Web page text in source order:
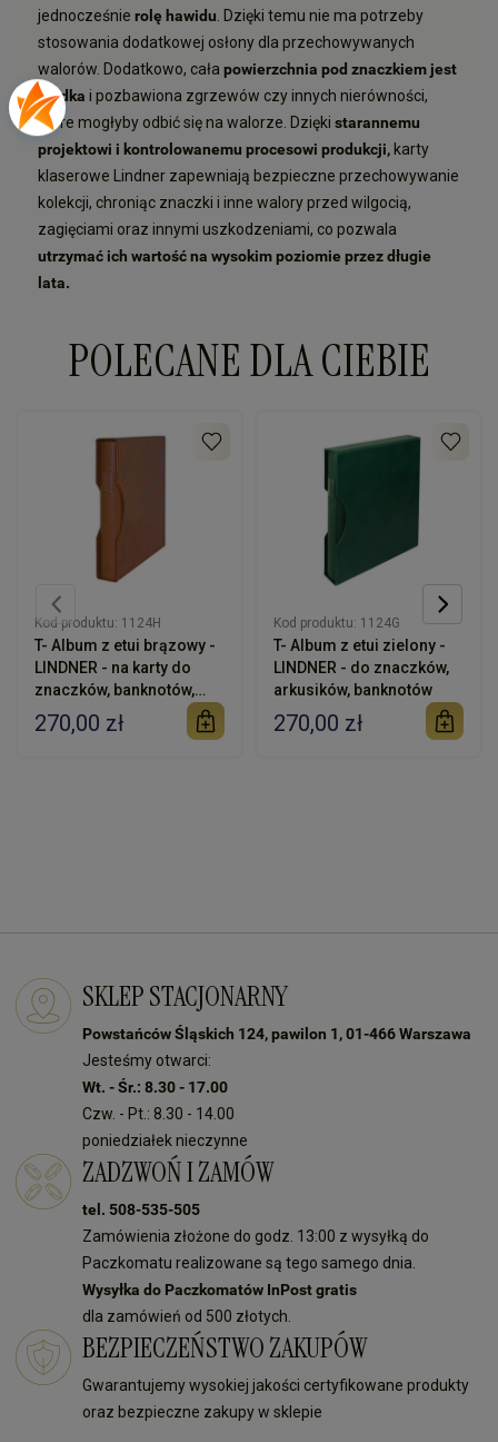
jednocześnie rolę hawidu . Dzięki temu nie ma potrzeby
stosowania dodatkowej osłony dla przechowywanych
walorów. Dodatkowo, cała powierzchnia pod znaczkiem jest
gładka i pozbawiona zgrzewów czy innych nierówności,
które mogłyby odbić się na walorze. Dzięki starannemu
projektowi i kontrolowanemu procesowi produkcji, karty
klaserowe Lindner zapewniają bezpieczne przechowywanie
kolekcji, chroniąc znaczki i inne walory przed wilgocią,
zagięciami oraz innymi uszkodzeniami, co pozwala
utrzymać ich wartość na wysokim poziomie przez długie
lata.
POLECANE DLA CIEBIE
Kod produktu: 1124H
T- Album z etui brązowy -
LINDNER - na karty do
znaczków, banknotów,
akcji
270,00 zł
Kod produktu: 1124G
T- Album z etui zielony -
LINDNER - do znaczków,
arkusików, banknotów
270,00 zł
SKLEP STACJONARNY
Powstańców Śląskich 124, pawilon 1, 01-466 Warszawa
Jesteśmy otwarci:
Wt. - Śr.: 8.30 - 17.00
Czw. - Pt.: 8.30 - 14.00
poniedziałek nieczynne
ZADZWOŃ I ZAMÓW
tel. 508-535-505
Zamówienia złożone do godz. 13:00 z wysyłką do
Paczkomatu realizowane są tego samego dnia.
Wysyłka do Paczkomatów InPost gratis
dla zamówień od 500 złotych.
BEZPIECZEŃSTWO ZAKUPÓW
Gwarantujemy wysokiej jakości certyfikowane produkty
oraz bezpieczne zakupy w sklepie